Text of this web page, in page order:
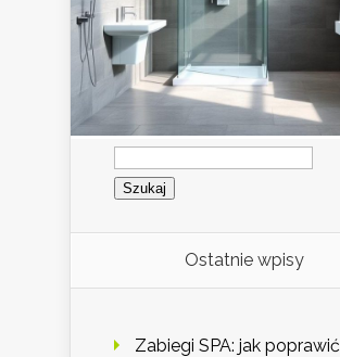
Szukaj:
Ostatnie wpisy
Zabiegi SPA: jak poprawić